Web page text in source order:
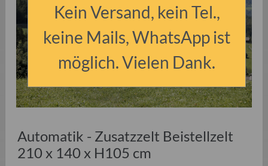
Automatik - Zusatzzelt Beistellzelt
210 x 140 x H105 cm
Kein Versand, kein Tel.,
keine Mails, WhatsApp ist
möglich. Vielen Dank.